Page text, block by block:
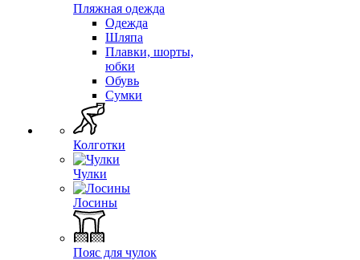
Пляжная одежда
Одежда
Шляпа
Плавки, шорты,
юбки
Обувь
Сумки
Колготки
Чулки
Лосины
Пояс для чулок